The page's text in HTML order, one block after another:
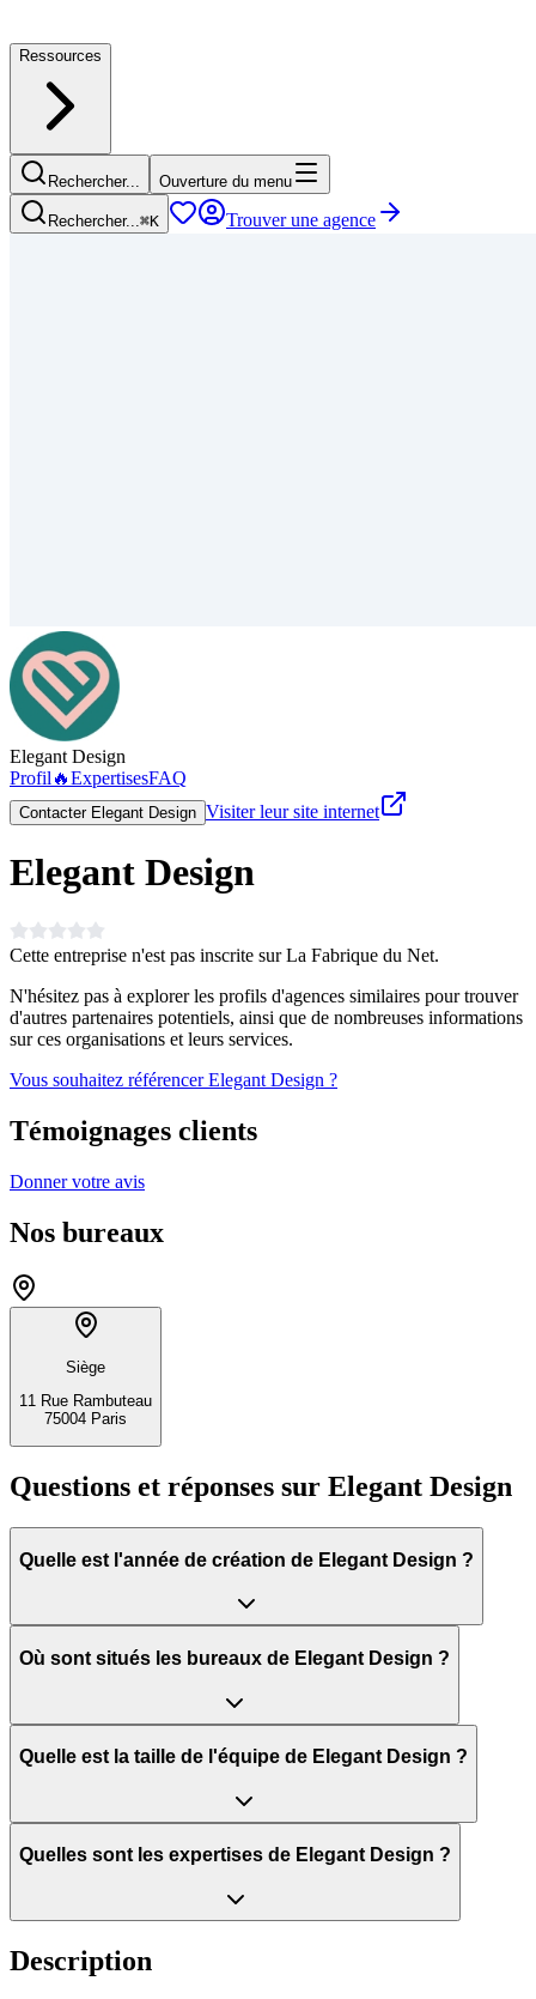
Ressources
Rechercher... Ouverture du menu
Rechercher...⌘K Trouver une agence
Elegant Design
Profil 🔥ExpertisesFAQ
Contacter Elegant Design Visiter leur site internet
Elegant Design
Cette entreprise n'est pas inscrite sur La Fabrique du Net.
N'hésitez pas à explorer les profils d'agences similaires pour trouver
d'autres partenaires potentiels, ainsi que de nombreuses informations
sur ces organisations et leurs services.
Vous souhaitez référencer Elegant Design ?
Témoignages clients
Donner votre avis
Nos bureaux
Siège
11 Rue Rambuteau
75004 Paris
Questions et réponses sur Elegant Design
Quelle est l'année de création de Elegant Design ?
Où sont situés les bureaux de Elegant Design ?
Quelle est la taille de l'équipe de Elegant Design ?
Quelles sont les expertises de Elegant Design ?
Description